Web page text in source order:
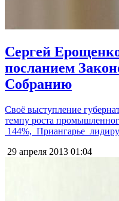
Сергей
посланием
Собранию
Своё выступление
темпу роста
144%, Приангарье
29 апреля 2013 01:04